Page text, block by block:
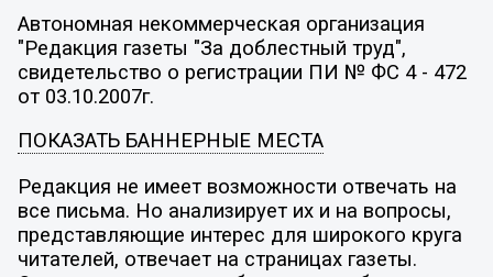
Автономная некоммерческая организация
"Редакция газеты "За доблестный труд",
свидетельство о регистрации ПИ № ФС 4 - 472
от 03.10.2007г.
ПОКАЗАТЬ БАННЕРНЫЕ МЕСТА
Редакция не имеет возможности отвечать на
все письма. Но анализирует их и на вопросы,
представляющие интерес для широкого круга
читателей, отвечает на страницах газеты.